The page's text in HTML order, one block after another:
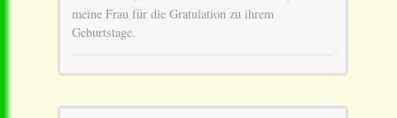
meine Frau für die Gratulation zu ihrem
Geburtstage.